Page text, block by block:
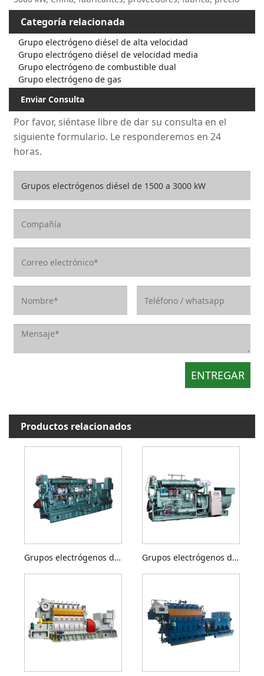
Categoría relacionada
Grupo electrógeno diésel de alta velocidad
Grupo electrógeno diésel de velocidad media
Grupo electrógeno de combustible dual
Grupo electrógeno de gas
Enviar Consulta
Por favor, siéntase libre de dar su consulta en el
siguiente formulario. Le responderemos en 24
horas.
Productos relacionados
Grupos electrógenos diésel de 200 a 400 kW Grupos electrógenos diésel de 200 a 500 kW